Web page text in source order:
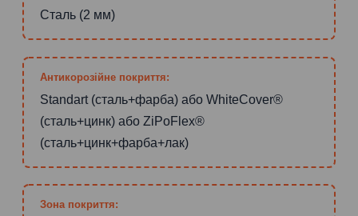
Сталь (2 мм)
Антикорозійне покриття:
Standart (сталь+фарба) або WhiteCover®
(сталь+цинк) або ZiPoFlex®
(сталь+цинк+фарба+лак)
Зона покриття: